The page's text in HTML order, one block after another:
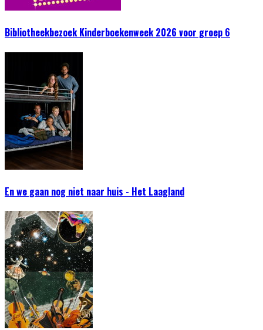
Bibliotheekbezoek Kinderboekenweek 2026 voor groep 6
En we gaan nog niet naar huis - Het Laagland